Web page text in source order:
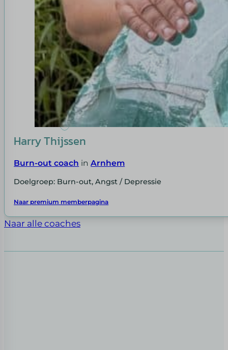
Harry Thijssen
Burn-out coach inArnhem
Doelgroep: Burn-out, Angst / Depressie
Naar premium memberpagina
Naar alle coaches